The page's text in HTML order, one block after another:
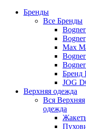
Бренды
Все Бренды
Bogner
Max
Bogner
Бренд
JOG
Верхняя одежда
Вся Верхняя
одежда